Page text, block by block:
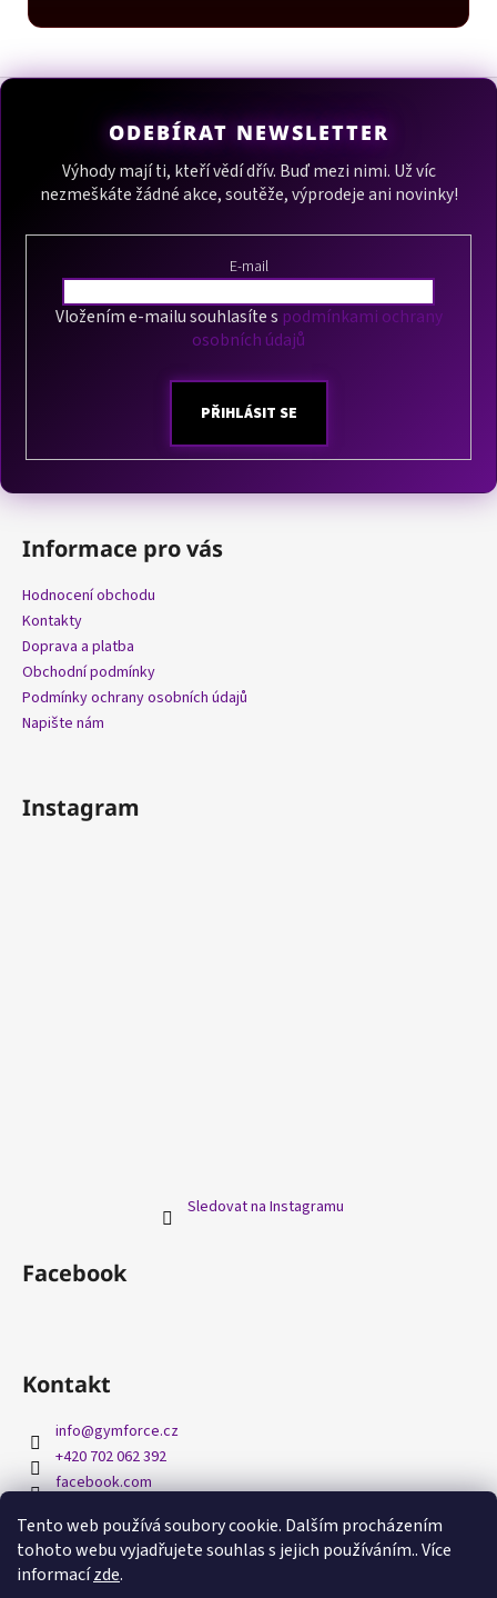
Tento web používá soubory cookie. Dalším procházením
tohoto webu vyjadřujete souhlas s jejich používáním.. Více
informacízde.
Z
ODEBÍRAT NEWSLETTER
Výhody mají ti, kteří vědí dřív. Buď mezi nimi. Už víc
nezmeškáte žádné akce, soutěže, výprodeje ani novinky!
E-mail
Vložením e-mailu souhlasíte s podmínkami ochrany
osobních údajů
PŘIHLÁSIT SE
Informace pro vás
Hodnocení obchodu
Kontakty
Doprava a platba
Obchodní podmínky
Podmínky ochrany osobních údajů
Napište nám
Instagram
Sledovat na Instagramu
Facebook
Kontakt
info@gymforce.cz
+420 702 062 392
facebook.com